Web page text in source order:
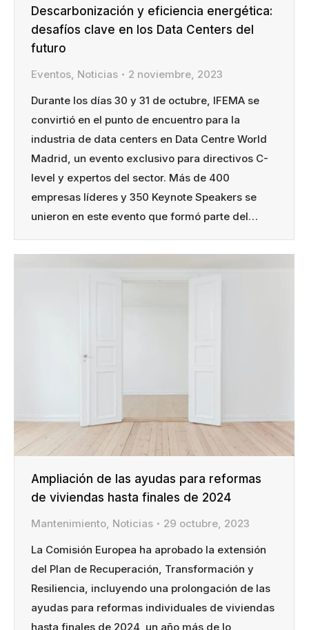
Descarbonización y eficiencia energética:
desafíos clave en los Data Centers del
futuro
Eventos, Noticias
2 noviembre, 2023
Durante los días 30 y 31 de octubre, IFEMA se
convirtió en el punto de encuentro para la
industria de data centers en Data Centre World
Madrid, un evento exclusivo para directivos C-
level y expertos del sector. Más de 400
empresas líderes y 350 Keynote Speakers se
unieron en este evento que formó parte del…
Ampliación de las ayudas para reformas
de viviendas hasta finales de 2024
Mantenimiento, Noticias
29 octubre, 2023
La Comisión Europea ha aprobado la extensión
del Plan de Recuperación, Transformación y
Resiliencia, incluyendo una prolongación de las
ayudas para reformas individuales de viviendas
hasta finales de 2024, un año más de lo